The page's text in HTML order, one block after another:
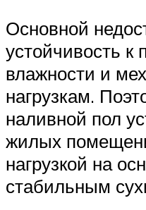
Основной
устойчивость
влажности и
нагрузкам.
наливной пол
жилых
нагрузкой на
стабильным